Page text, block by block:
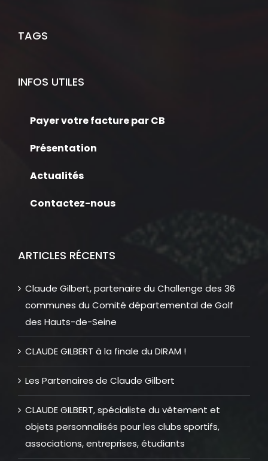
TAGS
INFOS UTILES
Payer votre facture par CB
Présentation
Actualités
Contactez-nous
ARTICLES RÉCENTS
Claude Gilbert, partenaire du Challenge des 36
communes du Comité départemental de Golf
des Hauts-de-Seine
CLAUDE GILBERT à la finale du DIRAM !
Les Partenaires de Claude Gilbert
CLAUDE GILBERT, spécialiste du vêtement et
objets personnalisés pour les clubs sportifs,
associations, entreprises, étudiants